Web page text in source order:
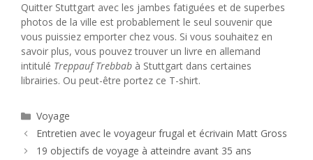
Quitter Stuttgart avec les jambes fatiguées et de superbes
photos de la ville est probablement le seul souvenir que
vous puissiez emporter chez vous. Si vous souhaitez en
savoir plus, vous pouvez trouver un livre en allemand
intitulé Treppauf Trebbab à Stuttgart dans certaines
librairies. Ou peut-être portez ce T-shirt.
Catégories
Voyage
Entretien avec le voyageur frugal et écrivain Matt Gross
19 objectifs de voyage à atteindre avant 35 ans